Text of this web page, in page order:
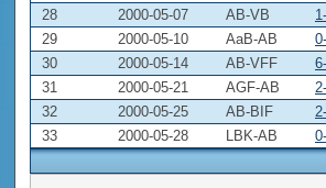
28
2000-05-07 AB-VB
29
2000-05-10 AaB-AB
30
2000-05-14 AB-VFF
31
2000-05-21 AGF-AB
32
2000-05-25 AB-BIF
33
2000-05-28 LBK-AB